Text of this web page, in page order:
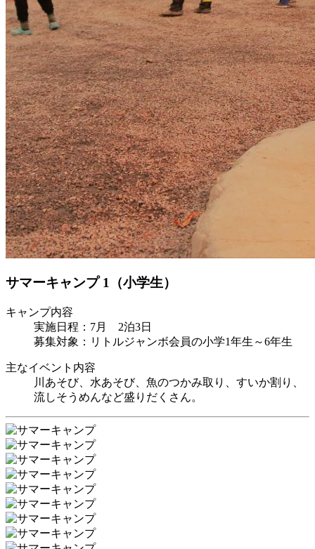
サマーキャンプ 1 （小学生）
キャンプ内容
実施日程：7月 2泊3日
募集対象：リトルジャンボ会員の小学1年生～6年生
主なイベント内容
川あそび、水あそび、魚のつかみ取り、すいか割り、
流しそうめんなど盛りだくさん。